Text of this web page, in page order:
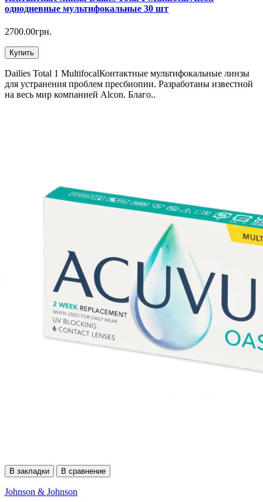
однодневные мультифокальные 30 шт
2700.00грн.
Купить
Dailies Total 1 MultifocalКонтактные мультифокальные линзы
для устранения проблем пресбиопии. Разработаны известной
на весь мир компанией Alcon. Благо..
В закладки В сравнение
Johnson & Johnson